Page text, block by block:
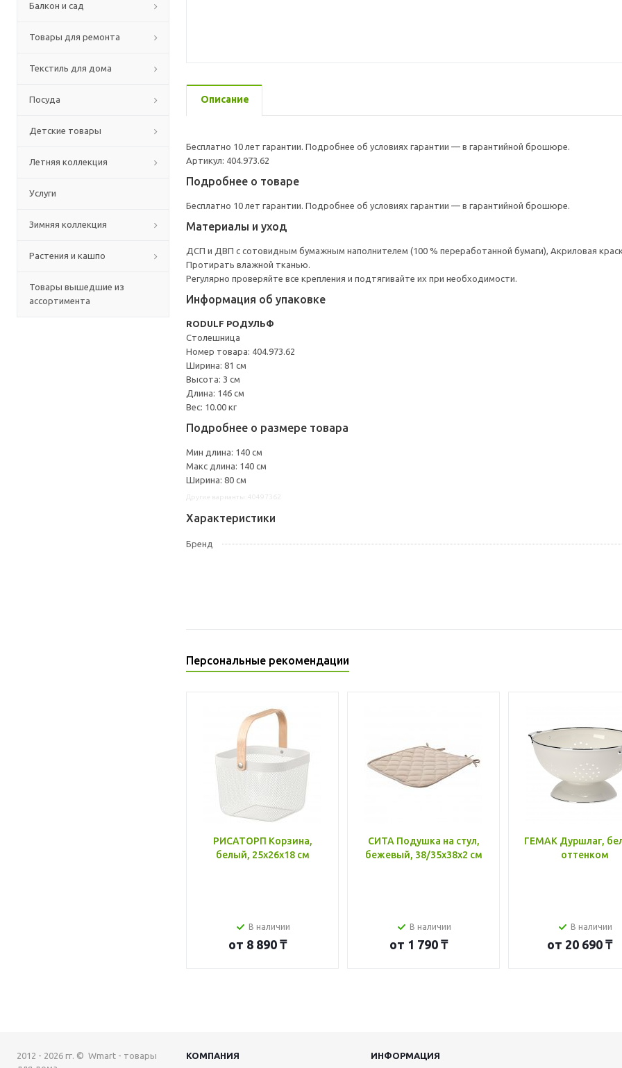
Балкон и сад
Товары для ремонта
Текстиль для дома
Посуда
Детские товары
Летняя коллекция
Услуги
Зимняя коллекция
Растения и кашпо
Товары вышедшие из
ассортимента
Описание
Бесплатно 10 лет гарантии. Подробнее об условиях гарантии — в гарантийной брошюре.
Артикул: 404.973.62
Подробнее о товаре
Бесплатно 10 лет гарантии. Подробнее об условиях гарантии — в гарантийной брошюре.
Материалы и уход
ДСП и ДВП с сотовидным бумажным наполнителем (100 % переработанной бумаги), Акриловая
Протирать влажной тканью.
Регулярно проверяйте все крепления и подтягивайте их при необходимости.
Информация об упаковке
RODULF РОДУЛЬФ
Столешница
Номер товара: 404.973.62
Ширина: 81 см
Высота: 3 см
Длина: 146 см
Вес: 10.00 кг
Подробнее о размере товара
Мин длина: 140 см
Макс длина: 140 см
Ширина: 80 см
Характеристики
Бренд
Персональные рекомендации
РИСАТОРП Корзина,
белый, 25x26x18 см
В наличии
от 8 890 ₸
СИТА Подушка на стул,
бежевый, 38/35x38x2 см
В наличии
от 1 790 ₸
ГЕМАК Дуршлаг,
оттенком
В наличии
от 20 690 ₸
2012 - 2026 гг. © Wmart - товары
КОМПАНИЯ
ИНФОРМАЦИЯ